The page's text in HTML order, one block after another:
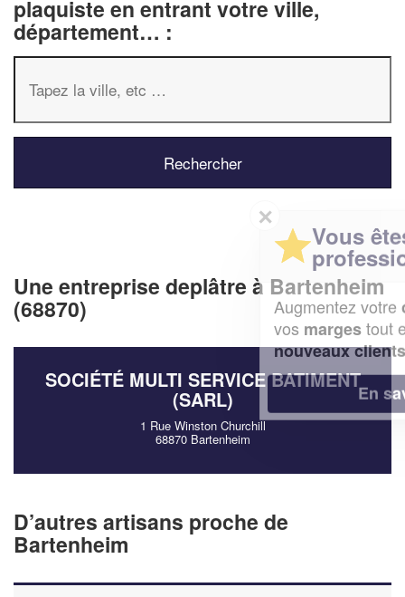
plaquiste en entrant votre ville,
département… :
Une entreprise deplâtre à Bartenheim
(68870)
SOCIÉTÉ MULTI SERVICE BATIMENT
(SARL)
1 Rue Winston Churchill
68870 Bartenheim
D’autres artisans proche de
Bartenheim
Vous êtes un
professionnel ?
Augmentez votre chiffre d'affaireset
tout en gagnant de
nouveaux clients!
En savoir plus